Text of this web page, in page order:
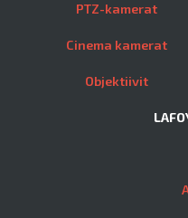
PTZ-kamerat
Cinema kamerat
Objektiivit